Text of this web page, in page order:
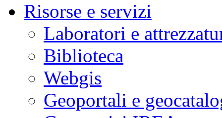
Risorse e servizi
Laboratori e
Biblioteca
Webgis
Geoportali e